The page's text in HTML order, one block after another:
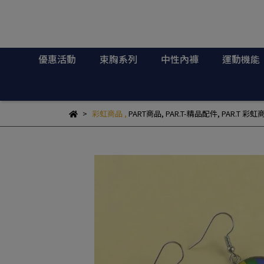
優惠活動 束胸系列 中性內褲 運動機能
彩虹商品 , PART商品, PAR.T-精品配件, PAR.T 彩虹